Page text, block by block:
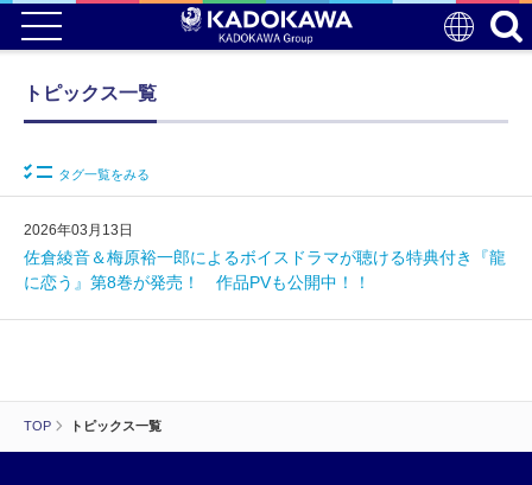
TOP トピックス一覧
トピックス一覧
タグ一覧をみる
2026年03月13日
佐倉綾音＆梅原裕一郎によるボイスドラマが聴ける特典付き『龍
に恋う』第8巻が発売！ 作品PVも公開中！！